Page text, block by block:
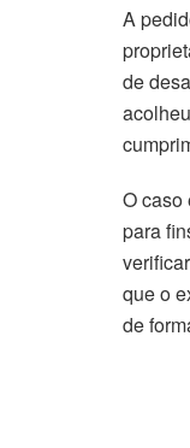
A
de
O caso
para
que o
de